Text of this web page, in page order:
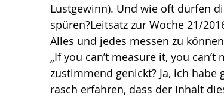
Leadership Freude Abheben
Wirken, Wirkung Keynote Risiko
Lustgewinn). Und wie oft dürfen
spüren?Leitsatz zur Woche 21/
Alles und jedes messen zu
„If you can’t measure it, you
zustimmend genickt? Ja, ich
rasch erfahren, dass der Inhalt